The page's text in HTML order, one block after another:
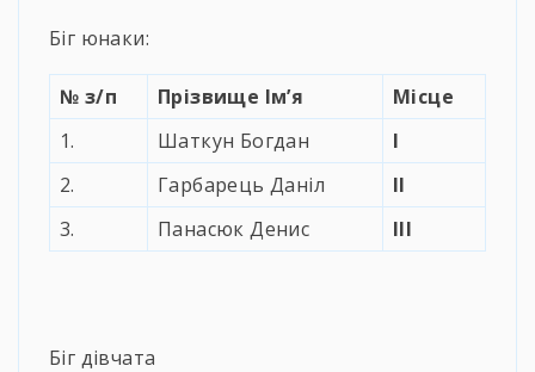
Біг юнаки:
№ з/п Прізвище Ім’я
Місце
1.
Шаткун Богдан
I
2.
Гарбарець Даніл
II
3.
Панасюк Денис ІІІ
Біг дівчата